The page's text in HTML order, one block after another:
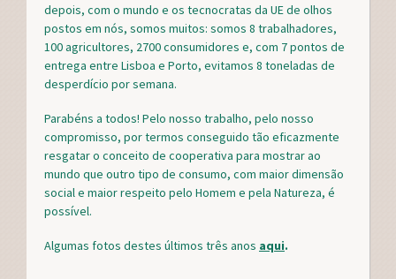
depois, com o mundo e os tecnocratas da UE de olhos
postos em nós, somos muitos: somos 8 trabalhadores,
100 agricultores, 2700 consumidores e, com 7 pontos de
entrega entre Lisboa e Porto, evitamos 8 toneladas de
desperdício por semana.
Parabéns a todos! Pelo nosso trabalho, pelo nosso
compromisso, por termos conseguido tão eficazmente
resgatar o conceito de cooperativa para mostrar ao
mundo que outro tipo de consumo, com maior dimensão
social e maior respeito pelo Homem e pela Natureza, é
possível.
Algumas fotos destes últimos três anos aqui.